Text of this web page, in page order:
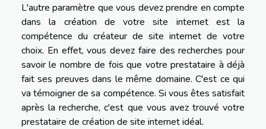
L'autre paramètre que vous devez prendre en compte
dans la création de votre site internet est la
compétence du créateur de site internet de votre
choix. En effet, vous devez faire des recherches pour
savoir le nombre de fois que votre prestataire à déjà
fait ses preuves dans le même domaine. C'est ce qui
va témoigner de sa compétence. Si vous êtes satisfait
après la recherche, c'est que vous avez trouvé votre
prestataire de création de site internet idéal.